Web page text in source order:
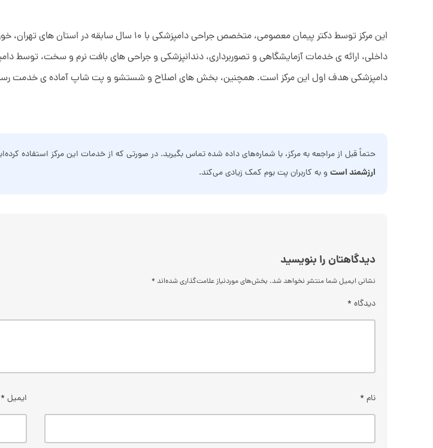
داخلی، ارائه ی خدمات آزمایشگاهی و تصوربرداری، دندانپزشکی و جراحی های بافت نرم و سخت، توسط
دامپزشکی هدف اول این مرکز است. همچنین، بخش های اصلاح و شستشو و پت شاپ آماده ی خدمت
حتماً قبل از مراجعه به مرکز، با شماره‌های داده شده تماس بگیرید. در صورتی که از خدمات این مرکز استفاده
ارزشمند استو به کاربران پت بوم کمک زیادی می‌کند.
دیدگاهتان را بنویسید
نشانی ایمیل شما منتشر نخواهد شد. بخش‌های موردنیاز علامت‌گذاری شده‌اند*
دیدگاه*
نام* ایمیل*